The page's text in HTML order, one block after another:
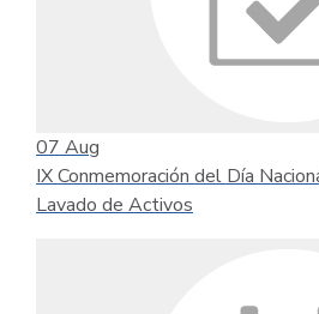
07 Aug
IX Conmemoración del Día
Lavado de Activos